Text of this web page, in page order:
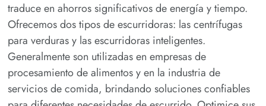
traduce en ahorros significativos de energía y tiempo.
Ofrecemos dos tipos de escurridoras: las centrífugas
para verduras y las escurridoras inteligentes.
Generalmente son utilizadas en empresas de
procesamiento de alimentos y en la industria de
servicios de comida, brindando soluciones confiables